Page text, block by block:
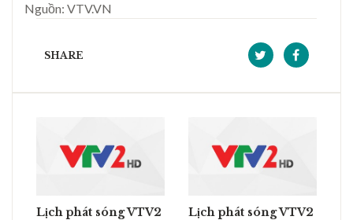
Nguồn: VTV.VN
SHARE
Lịch phát sóng VTV2
Lịch phát sóng VTV2